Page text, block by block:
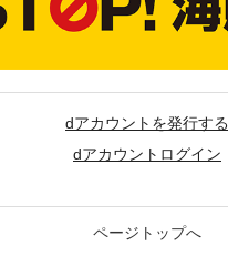
dアカウントを発行する
dアカウントログイン
ページトップへ